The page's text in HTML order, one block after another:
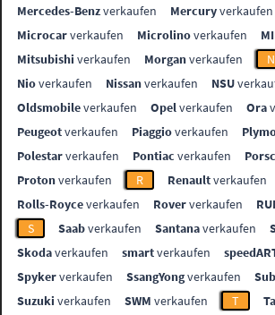
Mercedes-Benzverkaufen Mercuryverkaufen
Microcarverkaufen Microlinoverkaufen
Mitsubishi verkaufen Morganverkaufen
N
Nioverkaufen Nissanverkaufen NSU
Oldsmobileverkaufen Opelverkaufen Ora
Peugeotverkaufen Piaggioverkaufen
Polestarverkaufen Pontiac verkaufen
Protonverkaufen R Renaultverkaufen
Rolls-Royceverkaufen Roververkaufen
S
Saabverkaufen Santanaverkaufen
Skodaverkaufen smartverkaufen
Spykerverkaufen SsangYongverkaufen
Suzuki verkaufen SWM verkaufen T